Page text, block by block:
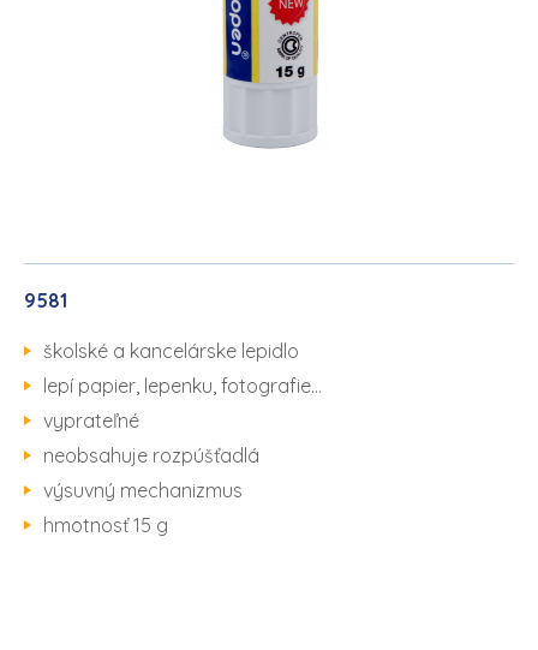
9581
školské a kancelárske lepidlo
lepí papier, lepenku, fotografie…
vyprateľné
neobsahuje rozpúšťadlá
výsuvný mechanizmus
hmotnosť 15 g